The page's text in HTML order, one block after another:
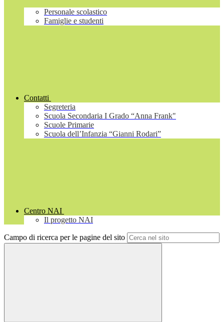
Personale scolastico
Famiglie e studenti
Contatti
Segreteria
Scuola Secondaria I Grado “Anna Frank"
Scuole Primarie
Scuola dell’Infanzia “Gianni Rodari”
Centro NAI
Il progetto NAI
Campo di ricerca per le pagine del sito